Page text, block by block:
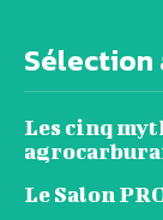
Sélection
Les cinq
Le Salon